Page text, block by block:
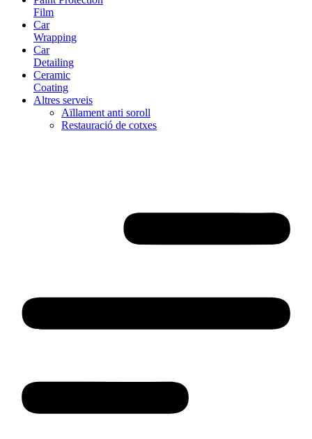
Film
Car
Wrapping
Car
Detailing
Ceramic
Coating
Altres serveis
Aïllament anti soroll
Restauració de cotxes